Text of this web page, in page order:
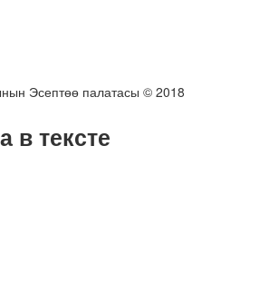
Эсептөө палатасы © 2018
в тексте